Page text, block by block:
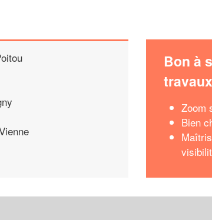
Bon à
travaux
Zoom
Bien